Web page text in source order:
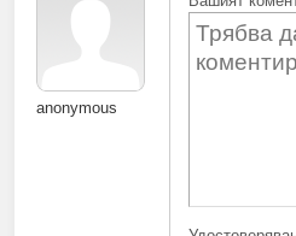
anonymous